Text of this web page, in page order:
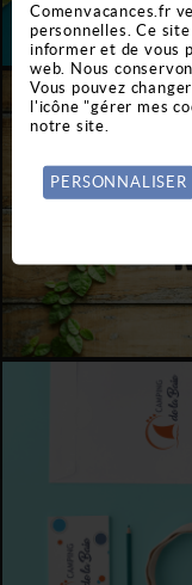
Comenvacances.fr
personnelles. Ce
informer et de vous
web. Nous
Vous pouvez
l'icône "gérer mes
notre site.
PERSONNALISER